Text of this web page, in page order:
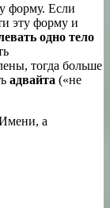
форму. Если
эту форму и
одно тело
тогда больше
адвайта («не
а